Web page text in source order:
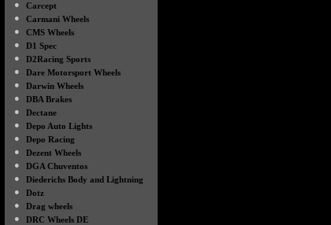
●
Carcept
●
Carmani Wheels
●
CMS Wheels
●
D1 Spec
●
D2Racing Sports
●
Dare Motorsport Wheels
●
Darwin Wheels
●
DBA Brakes
●
Dectane
●
Depo Auto Lights
●
Depo Racing
●
Dezent Wheels
●
DGA Chuventos
●
Diederichs Body and Lightning
●
Dotz
●
Drag wheels
●
DRC Wheels DE